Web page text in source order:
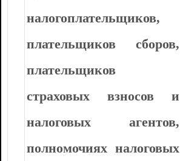
налогоплательщиков,
плательщиков сборов,
плательщиков
страховых взносов и
налоговых агентов,
полномочиях налоговых